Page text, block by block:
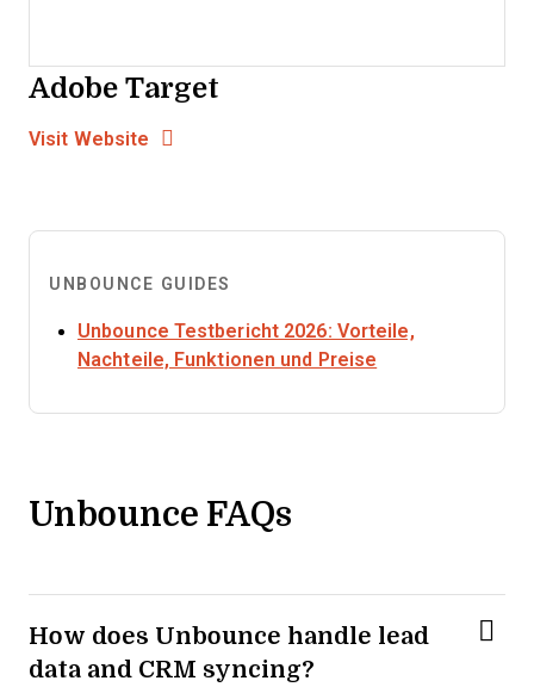
Adobe Target
Visit Website Opens New Window
UNBOUNCE GUIDES
Unbounce Testbericht 2026: Vorteile,
Nachteile, Funktionen und Preise
Unbounce FAQs
How does Unbounce handle lead
data and CRM syncing?